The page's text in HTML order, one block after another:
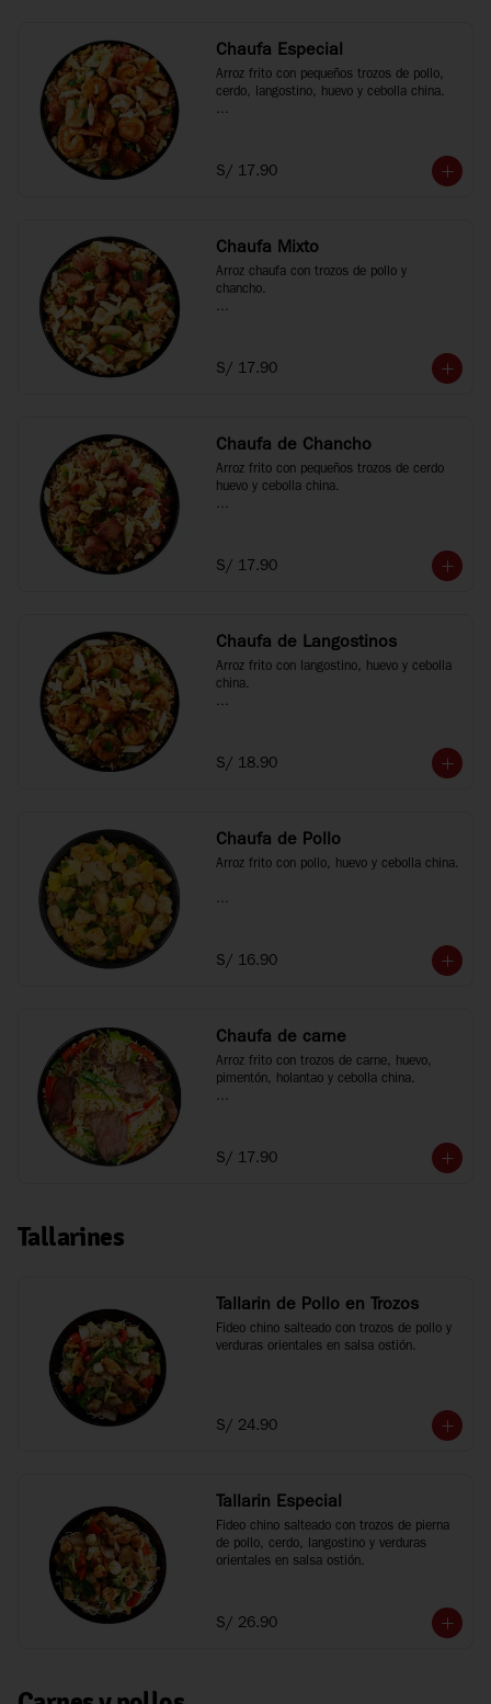
Chaufa Especial
Arroz frito con pequeños trozos de pollo,
cerdo, langostino, huevo y cebolla china.
S/ 17.90
Chaufa Mixto
Arroz chaufa con trozos de pollo y
chancho.
S/ 17.90
Chaufa de Chancho
Arroz frito con pequeños trozos de cerdo
huevo y cebolla china.
S/ 17.90
Chaufa de Langostinos
Arroz frito con langostino, huevo y cebolla
china.
S/ 18.90
Chaufa de Pollo
Arroz frito con pollo, huevo y cebolla china.
S/ 16.90
Chaufa de carne
Arroz frito con trozos de carne, huevo,
pimentón, holantao y cebolla china.
S/ 17.90
Tallarines
Tallarin de Pollo en Trozos
Fideo chino salteado con trozos de pollo y
verduras orientales en salsa ostión.
S/ 24.90
Tallarin Especial
Fideo chino salteado con trozos de pierna
de pollo, cerdo, langostino y verduras
orientales en salsa ostión.
S/ 26.90